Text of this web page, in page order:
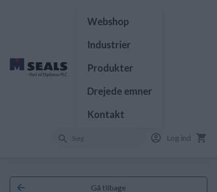
Webshop
Industrier
Produkter
Drejede emner
Kontakt
Log ind
Gå tilbage